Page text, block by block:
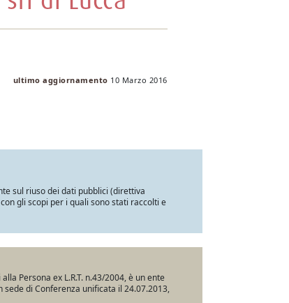
ultimo aggiornamento 10 Marzo 2016
sul riuso dei dati pubblici (direttiva
gli scopi per i quali sono stati raccolti e
Persona ex L.R.T. n.43/2004, è un ente
di Conferenza unificata il 24.07.2013,